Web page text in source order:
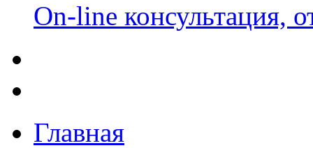
On-line консультация,
Главная